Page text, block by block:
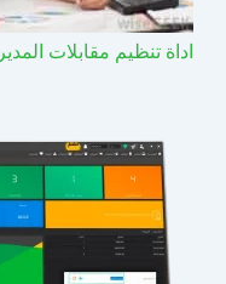
اداة تنظيم مقابلات المدير Interview Manager